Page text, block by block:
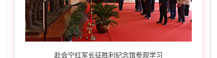
赴会宁红军长征胜利纪念馆参观学习